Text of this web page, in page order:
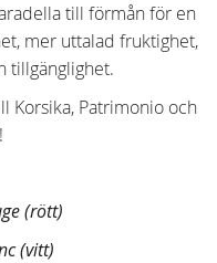
till förmån för en
mer uttalad fruktighet,
tillgänglighet.
Korsika, Patrimonio och
(rött)
(vitt)